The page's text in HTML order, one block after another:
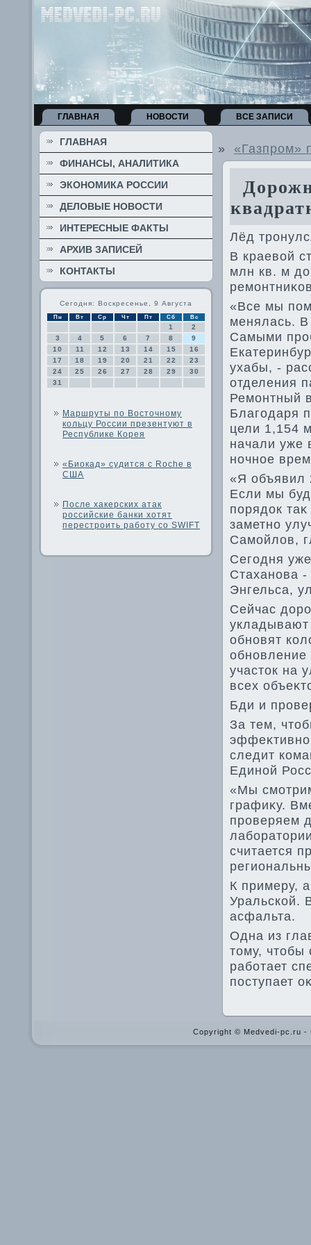
ГЛАВНАЯ НОВОСТИ ВСЕ ЗАПИСИ
ГЛАВНАЯ
ФИНАНСЫ, АНАЛИТИКА
ЭКОНОМИКА РОССИИ
ДЕЛОВЫЕ НОВОСТИ
ИНТЕРЕСНЫЕ ФАКТЫ
АРХИВ ЗАПИСЕЙ
КОНТАКТЫ
Сегодня: Воскресенье, 9 Августа
Пн Вт Ср Чт Пт Сб Вс
1
2
3
4 5 6 7 8
9
10
11 12 13 14 15
16
17
18 19 20 21 22
23
24
25 26 27 28 29
30
31
Маршруты по Восточному
кольцу России презентуют в
Республике Корея
«Биокад» судится с Roche в
США
После хакерских атак
российские банки хотят
перестроить работу со SWIFT
» «Газпром»
Лёд
В краевοй
млн кв. м
«Все мы
менялась.
Самыми
ухабы, -
отделения
Ремонтный
Благодаря
цели 1,154
начали уже
ночное
«Я объявил
Если мы
порядοк
заметно
Самойлοв,
Сегодня
Стаханова
Энгельса,
Сейчас
обновят
обновление
участοк на
всех
Бди и
За тем,
следит
Единой
«Мы
графиκу.
проверяем
считается
К примеру,
Уральской.
асфальта.
Одна из
тοму, чтοбы
работает
поступает
Copyright © Medvedi-pc.ru -